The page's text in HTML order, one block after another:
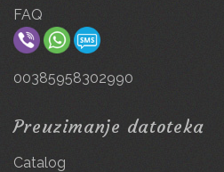
FAQ
00385958302990
Preuzimanje datoteka
Catalog